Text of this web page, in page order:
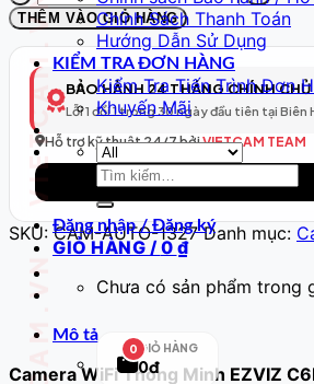
Chính Sách Thanh Toán
Hướng Dẫn Sử Dụng
KIỂM TRA ĐƠN HÀNG
Kiểm Tra Tiến Trình Đơn
Khuyến Mãi
Tìm
Đăng nhập / Đăng ký
GIỎ HÀNG / 0 ₫
Chưa có sản phẩm trong
0 GIỎ HÀNG
0đ
WiFi
Thông
Minh
Model
328
–
Full
HD
số
THÊM VÀO GIỎ HÀNG
BẢO HÀNH 24 THÁNG CHÍNH CHỦ
Lỗi 1 đổi 1 trong 30 ngày đầu tiên tại Biên
Hỗ trợ kỹ thuật 24/7 bởiVIETCAM TEAM
SKU:CAM-AUTO-1327 Danh mục:
Mô tả
Camera WiFi Thông Minh EZVIZ